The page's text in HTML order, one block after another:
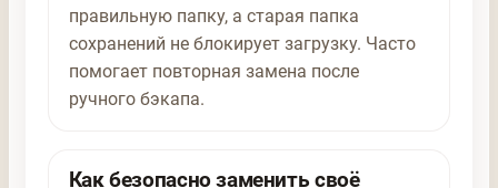
правильную папку, а старая папка
сохранений не блокирует загрузку. Часто
помогает повторная замена после
ручного бэкапа.
Как безопасно заменить своё